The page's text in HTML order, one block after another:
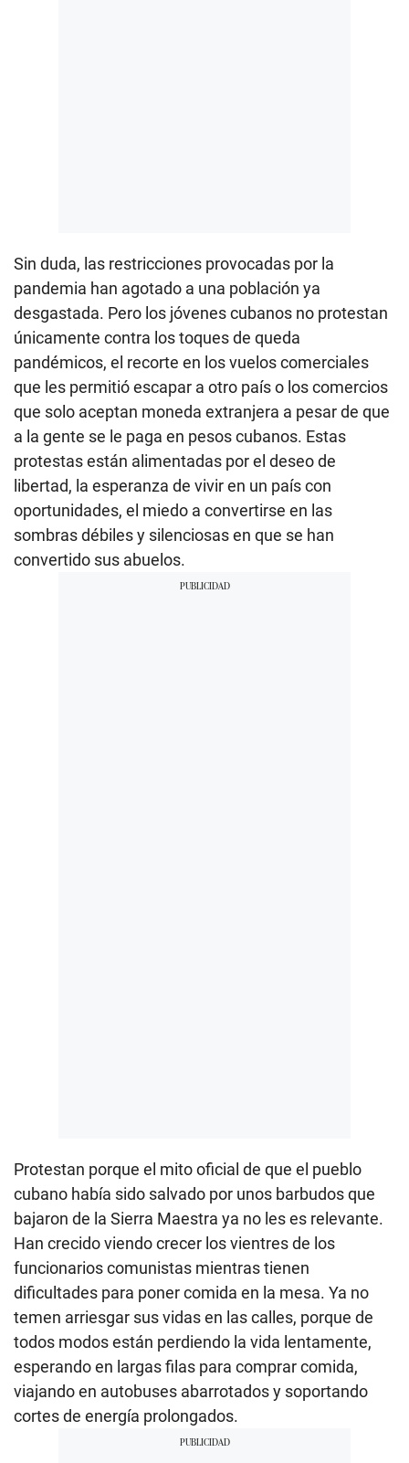
Sin duda, las restricciones provocadas por la
pandemia han agotado a una población ya
desgastada. Pero los jóvenes cubanos no protestan
únicamente contra los toques de queda
pandémicos, el recorte en los vuelos comerciales
que les permitió escapar a otro país o los comercios
que solo aceptan moneda extranjera a pesar de que
a la gente se le paga en pesos cubanos. Estas
protestas están alimentadas por el deseo de
libertad, la esperanza de vivir en un país con
oportunidades, el miedo a convertirse en las
sombras débiles y silenciosas en que se han
convertido sus abuelos.
Protestan porque el mito oficial de que el pueblo
cubano había sido salvado por unos barbudos que
bajaron de la Sierra Maestra ya no les es relevante.
Han crecido viendo crecer los vientres de los
funcionarios comunistas mientras tienen
dificultades para poner comida en la mesa. Ya no
temen arriesgar sus vidas en las calles, porque de
todos modos están perdiendo la vida lentamente,
esperando en largas filas para comprar comida,
viajando en autobuses abarrotados y soportando
cortes de energía prolongados.